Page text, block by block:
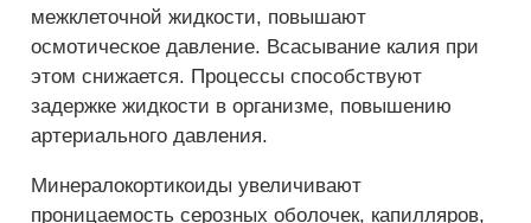
межклеточной жидкости, повышают
осмотическое давление. Всасывание калия при
этом снижается. Процессы способствуют
задержке жидкости в организме, повышению
артериального давления.
Минералокортикоиды увеличивают
проницаемость серозных оболочек, капилляров,